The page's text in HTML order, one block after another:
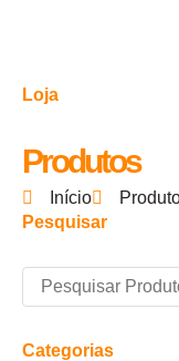
conteúdo
Loja
Produtos
Início
Pesquisar
Categorias